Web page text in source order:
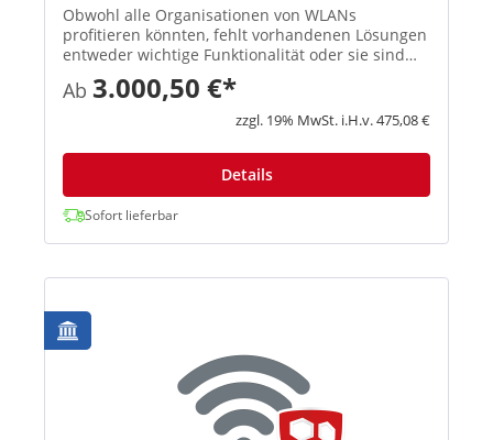
Obwohl alle Organisationen von WLANs
profitieren könnten, fehlt vorhandenen Lösungen
entweder wichtige Funktionalität oder sie sind
teuer und schwierig zu verwalten. Astaro
Wireless Security ist ein neuer Ansatz, der den
Betrieb sicherer und zuverläs...
Ab 3.000,50 €*
zzgl. 19% MwSt. i.H.v. 475,08 €
Details
Sofort lieferbar